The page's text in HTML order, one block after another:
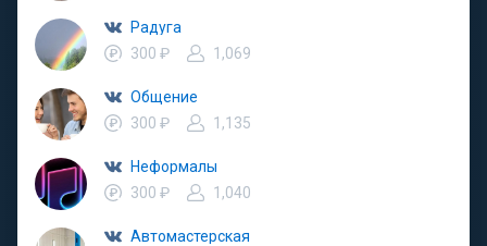
Радуга
300 ₽
1,069
Общение
300 ₽
1,135
Неформалы
300 ₽
1,040
Автомастерская